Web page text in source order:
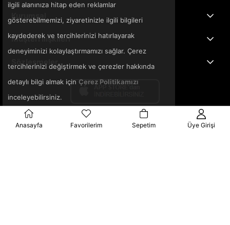
Kurumsal
Müşteri İlişkileri
Sözleşmeler
ilgili alanınıza hitap eden reklamlar
gösterebilmemizi, ziyaretinizle ilgili bilgileri
kaydederek ve tercihlerinizi hatırlayarak
deneyiminizi kolaylaştırmamızı sağlar. Çerez
tercihlerinizi değiştirmek ve çerezler hakkında
detaylı bilgi almak için Çerez Politikamızı
inceleyebilirsiniz.
Anasayfa Favorilerim Sepetim Üye Girişi